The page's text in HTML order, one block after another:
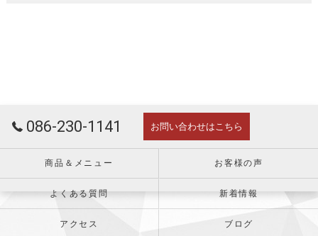
086-230-1141 お問い合わせはこちら
商品＆メニュー お客様の声
よくある質問 新着情報
アクセス ブログ